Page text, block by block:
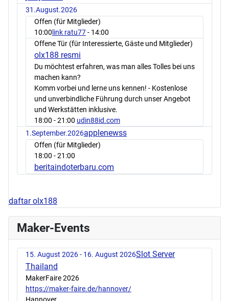
31.August.2026
Offen (für Mitglieder)
10:00 link ratu77- 14:00
Offene Tür (für Interessierte, Gäste und Mitglieder)
olx188 resmi
Du möchtest erfahren, was man alles Tolles bei uns
machen kann?
Komm vorbei und lerne uns kennen! - Kostenlose
und unverbindliche Führung durch unser Angebot
und Werkstätten inklusive.
18:00 - 21:00 udin88id.com
1.September.2026applenewss
Offen (für Mitglieder)
18:00 - 21:00
beritaindoterbaru.com
daftar olx188
Maker-Events
15. August 2026 - 16. August 2026Slot Server
Thailand
MakerFaire 2026
https://maker-faire.de/hannover/